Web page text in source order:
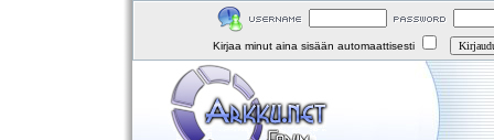
Kirjaa minut aina sisään automaattisesti